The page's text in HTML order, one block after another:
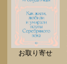
お取り寄せ